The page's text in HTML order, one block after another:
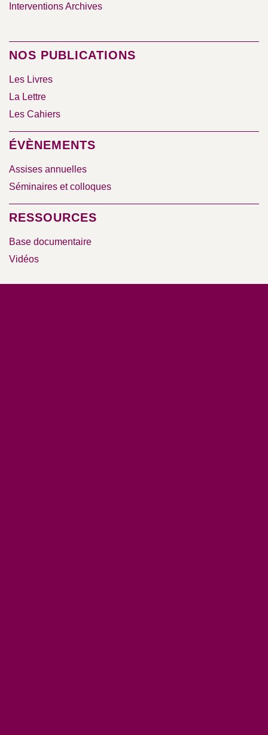
Interventions Archives
NOS PUBLICATIONS
Les Livres
La Lettre
Les Cahiers
ÉVÈNEMENTS
Assises annuelles
Séminaires et colloques
RESSOURCES
Base documentaire
Vidéos